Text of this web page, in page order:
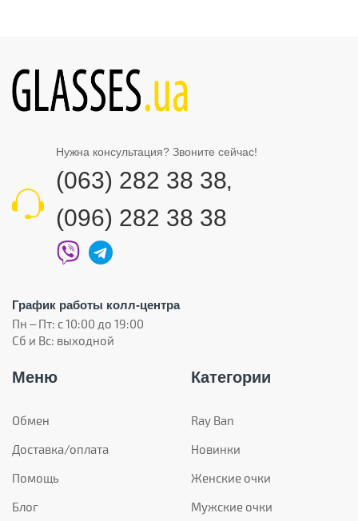
Нужна консультация? Звоните сейчас!
(063) 282 38 38,
(096) 282 38 38
График работы колл-центра
Пн – Пт: с 10:00 до 19:00
Сб и Вс: выходной
Меню
Обмен
Доставка/оплата
Помощь
Блог
Категории
Ray Ban
Новинки
Женские очки
Мужские очки